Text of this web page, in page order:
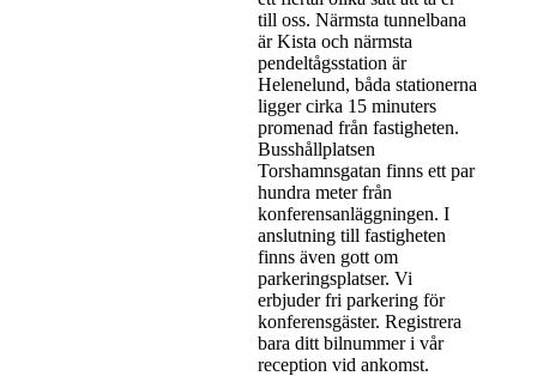
till oss. Närmsta tunnelbana
är Kista och närmsta
pendeltågsstation är
Helenelund, båda stationerna
ligger cirka 15 minuters
promenad från fastigheten.
Busshållplatsen
Torshamnsgatan finns ett par
hundra meter från
konferensanläggningen. I
anslutning till fastigheten
finns även gott om
parkeringsplatser. Vi
erbjuder fri parkering för
konferensgäster. Registrera
bara ditt bilnummer i vår
reception vid ankomst.